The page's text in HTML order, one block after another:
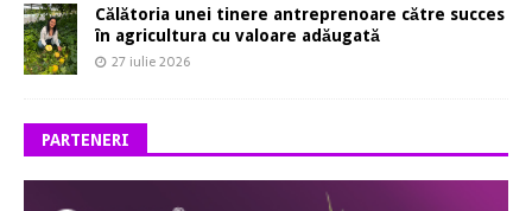
Călătoria unei tinere antreprenoare către succes
în agricultura cu valoare adăugată
27 iulie 2026
PARTENERI